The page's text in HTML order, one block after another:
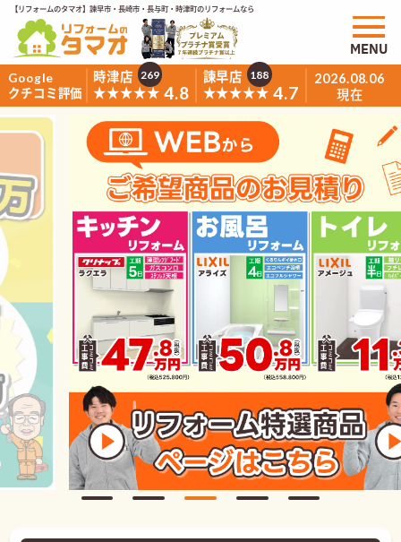
【リフォームのタマオ】諫早市・長崎市・長与町・時津町のリフォームなら
Google
クチコミ評価
時津店
★★★★★ 4.8
269
諫早店
★★★★★ 4.7
188 2026.08.06
現在
MENU